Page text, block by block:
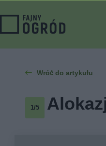
Wróć do artykułu
1/5